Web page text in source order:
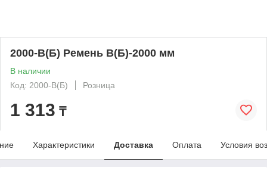
2000-B(Б) Ремень B(Б)-2000 мм
В наличии
Код: 2000-B(Б)
Розница
1 313 ₸
Характеристики Доставка Оплата Условия